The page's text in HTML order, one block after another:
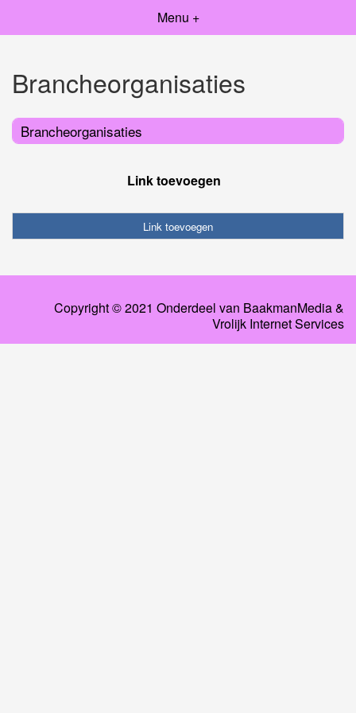
Menu +
Brancheorganisaties
Brancheorganisaties
Link toevoegen
Link toevoegen
Copyright © 2021 Onderdeel van BaakmanMedia&
Vrolijk Internet Services